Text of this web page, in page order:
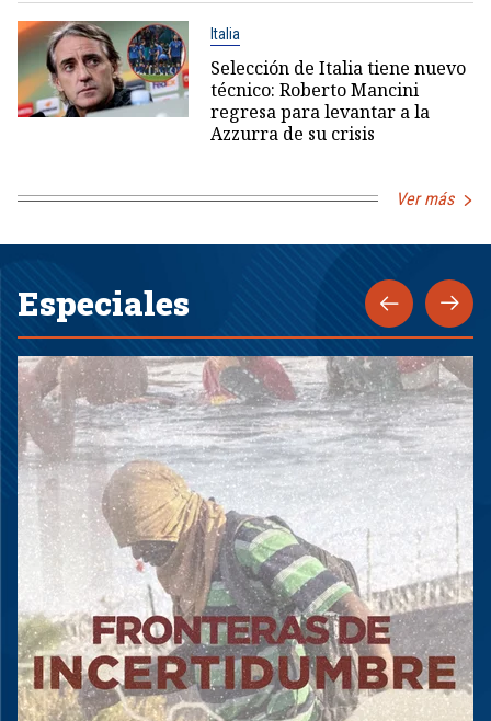
Italia
Selección de Italia tiene nuevo
técnico: Roberto Mancini
regresa para levantar a la
Azzurra de su crisis
Ver más
Especiales